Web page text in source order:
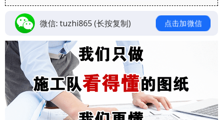
微信: tuzhi865(长按复制) 点击加微信